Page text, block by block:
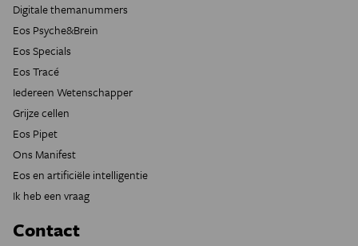
Digitale themanummers
Eos Psyche&Brein
Eos Specials
Eos Tracé
Iedereen Wetenschapper
Grijze cellen
Eos Pipet
Ons Manifest
Eos en artificiële intelligentie
Ik heb een vraag
Contact